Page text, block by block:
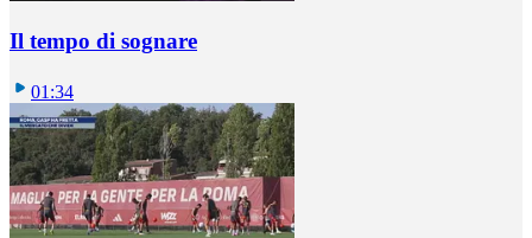
Il tempo di sognare
01:34